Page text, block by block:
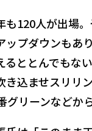
も120人が出場
ップダウンも
るととんでもな
き込ませスリリ
グリーンなどか